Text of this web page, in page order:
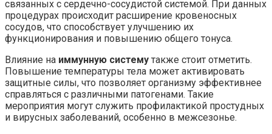
связанных с сердечно-сосудистой системой. При данных
процедурах происходит расширение кровеносных
сосудов, что способствует улучшению их
функционирования и повышению общего тонуса.
Влияние на иммунную систему также стоит отметить.
Повышение температуры тела может активировать
защитные силы, что позволяет организму эффективнее
справляться с различными патогенами. Такие
мероприятия могут служить профилактикой простудных
и вирусных заболеваний, особенно в межсезонье.